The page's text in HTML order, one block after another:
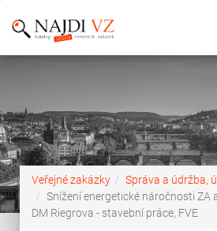
Veřejné zakázky
Správa a údržba,
Snížení energetické náročnosti ZA
DM Riegrova - stavební práce, FVE